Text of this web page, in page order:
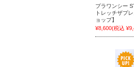
プラワンシー
トレッチザプ
ョップ】
¥8,600(税込